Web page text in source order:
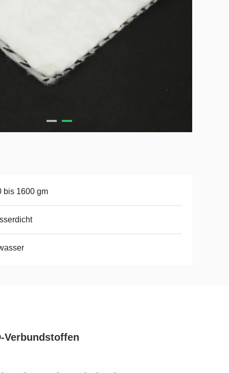
bis 1600 gm
Verbundstoffen